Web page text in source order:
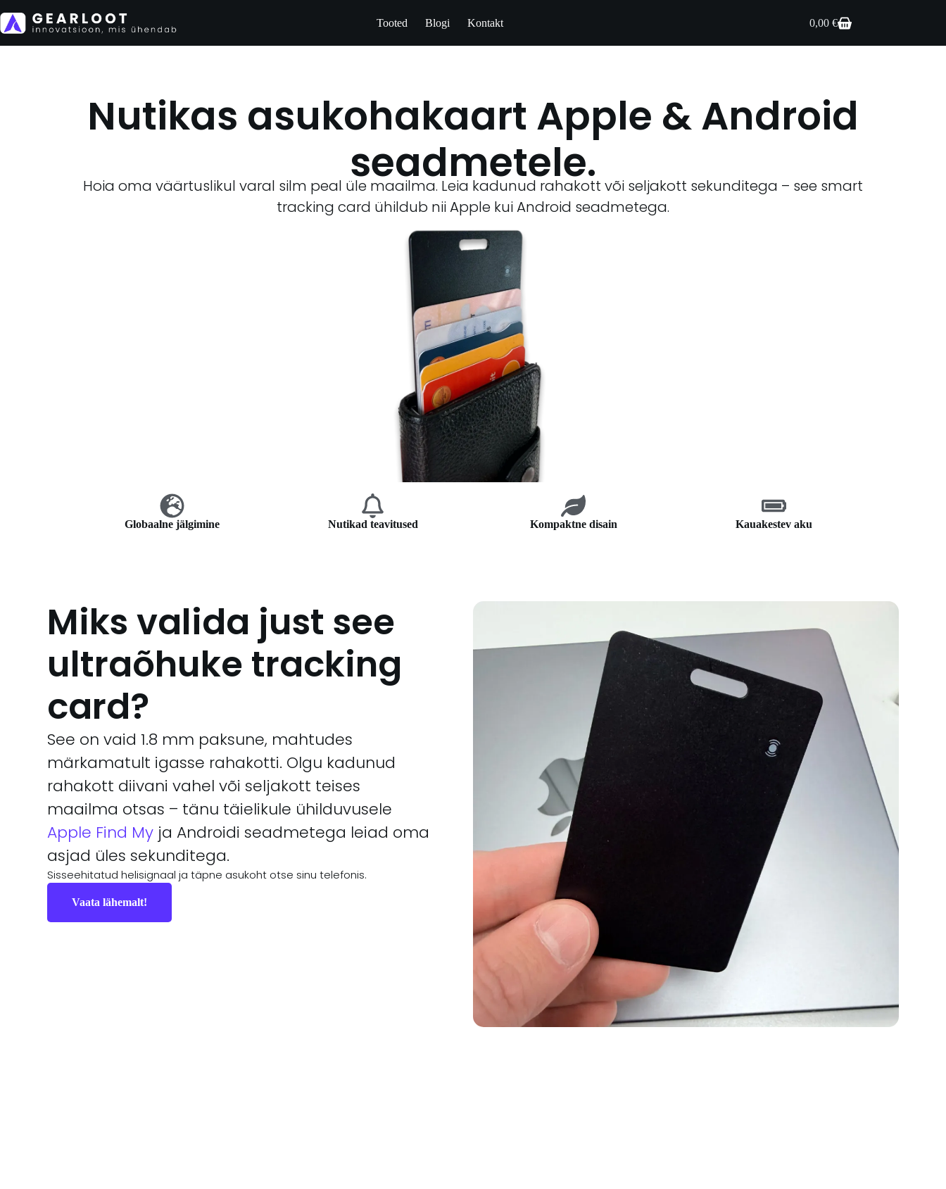
Tooted Blogi Kontakt 0,00 €
Nutikas asukohakaart Apple & Android
seadmetele.
Hoia oma väärtuslikul varal silm peal üle maailma. Leia kadunud rahakott või seljakott sekunditega – see smart
tracking card ühildub nii Apple kui Android seadmetega.
Globaalne jälgimine Nutikad teavitused Kompaktne disain Kauakestev aku
Miks valida just see
ultraõhuke tracking
card?
See on vaid 1.8 mm paksune, mahtudes
märkamatult igasse rahakotti. Olgu kadunud
rahakott diivani vahel või seljakott teises
maailma otsas – tänu täielikule ühilduvusele
Apple Find My ja Androidi seadmetega leiad oma
asjad üles sekunditega.
Sisseehitatud helisignaal ja täpne asukoht otse sinu telefonis.
Vaata lähemalt!